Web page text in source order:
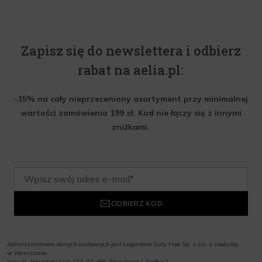
Zapisz się do newslettera i odbierz
rabat na aelia.pl:
-15% na cały nieprzeceniony asortyment przy minimalnej
wartości zamówienia 199 zł. Kod nie łączy się z innymi
zniżkami.
ODBIERZ KOD
Administratorem danych osobowych jest Lagardere Duty Free Sp. z o.o. z siedzibą
w Warszawie,